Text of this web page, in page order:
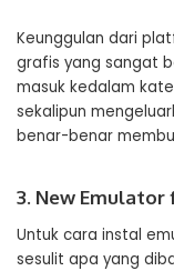
Keunggulan dari
grafis yang sangat
masuk kedalam
sekalipun
benar-benar
3. New Emulator
Untuk cara instal
sesulit apa yang